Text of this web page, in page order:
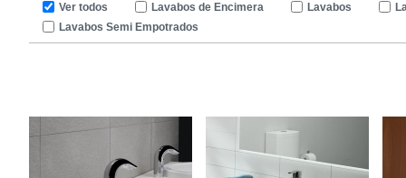
Ver todos Lavabos de Encimera Lavabos
Lavabos Semi Empotrados